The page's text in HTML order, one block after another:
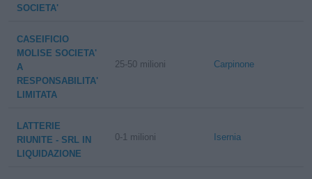
SOCIETA'
CASEIFICIO
MOLISE SOCIETA'
A
RESPONSABILITA'
LIMITATA
25-50 milioni Carpinone
LATTERIE
RIUNITE - SRL IN
LIQUIDAZIONE
0-1 milioni Isernia